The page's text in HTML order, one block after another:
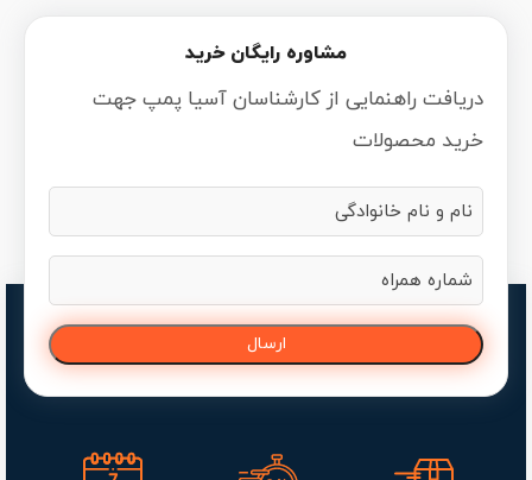
مشاوره رایگان خرید
دریافت راهنمایی از کارشناسان آسیا پمپ جهت
خرید محصولات
و
نام
(ضروری)
همراه
(ضروری)